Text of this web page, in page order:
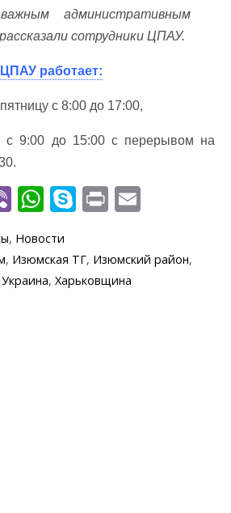
административным
сотрудники ЦПАУ.
работает:
с 8:00 до 17:00,
с 9:00 до 15:00 с перерывом на
Vi
er
W
at
s
S
y
p
Pr
t ai
, Новости
, Изюмская ТГ, Изюмский район,
Украина, Харьковщина